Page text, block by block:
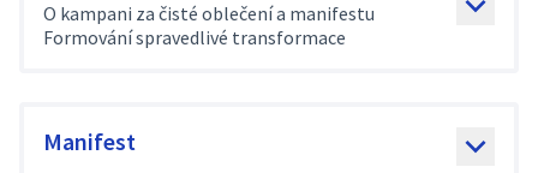
O kampani za čisté oblečení a manifestu
Formování spravedlivé transformace
Manifest